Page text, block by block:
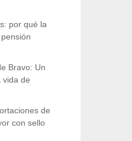
por qué la
Bravo: Un
vida de
de
con sello